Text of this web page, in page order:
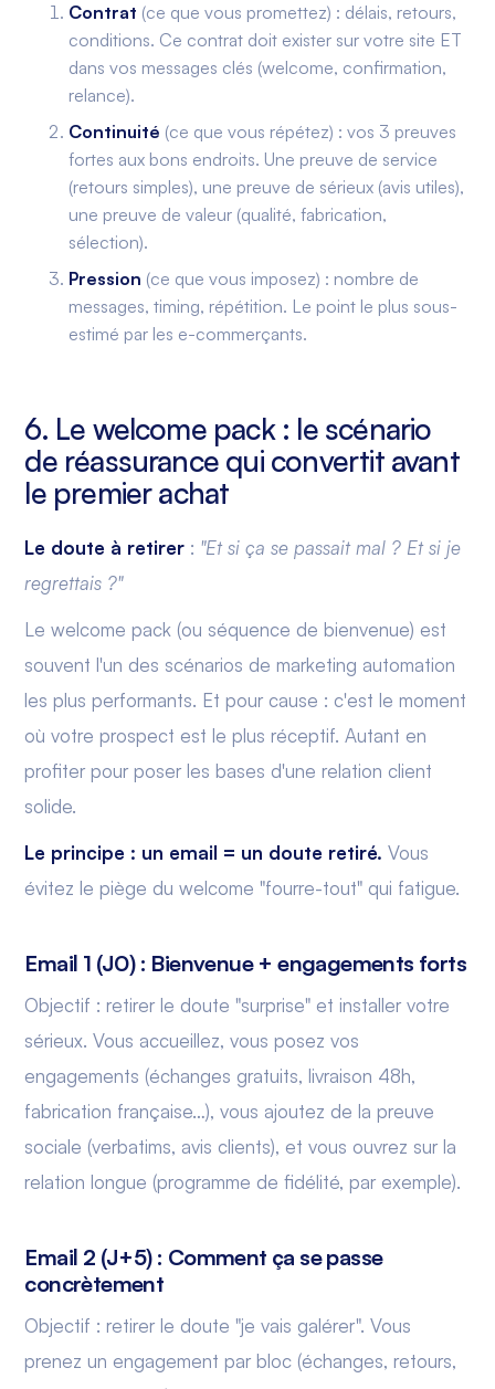
Contrat (ce que vous promettez) : délais, retours,
conditions. Ce contrat doit exister sur votre site ET
dans vos messages clés (welcome, confirmation,
relance).
Continuité (ce que vous répétez) : vos 3 preuves
fortes aux bons endroits. Une preuve de service
(retours simples), une preuve de sérieux (avis utiles),
une preuve de valeur (qualité, fabrication,
sélection).
Pression (ce que vous imposez) : nombre de
messages, timing, répétition. Le point le plus sous-
estimé par les e-commerçants.
6. Le welcome pack : le scénario
de réassurance qui convertit avant
le premier achat
Le doute à retirer : "Et si ça se passait mal ? Et si je
regrettais ?"
Le welcome pack (ou séquence de bienvenue) est
souvent l'un des scénarios de marketing automation
les plus performants. Et pour cause : c'est le moment
où votre prospect est le plus réceptif. Autant en
profiter pour poser les bases d'une relation client
solide.
Le principe : un email = un doute retiré. Vous
évitez le piège du welcome "fourre-tout" qui fatigue.
Email 1 (J0) : Bienvenue + engagements forts
Objectif : retirer le doute "surprise" et installer votre
sérieux. Vous accueillez, vous posez vos
engagements (échanges gratuits, livraison 48h,
fabrication française…), vous ajoutez de la preuve
sociale (verbatims, avis clients), et vous ouvrez sur la
relation longue (programme de fidélité, par exemple).
Email 2 (J+5) : Comment ça se passe
concrètement
Objectif : retirer le doute "je vais galérer". Vous
prenez un engagement par bloc (échanges, retours,